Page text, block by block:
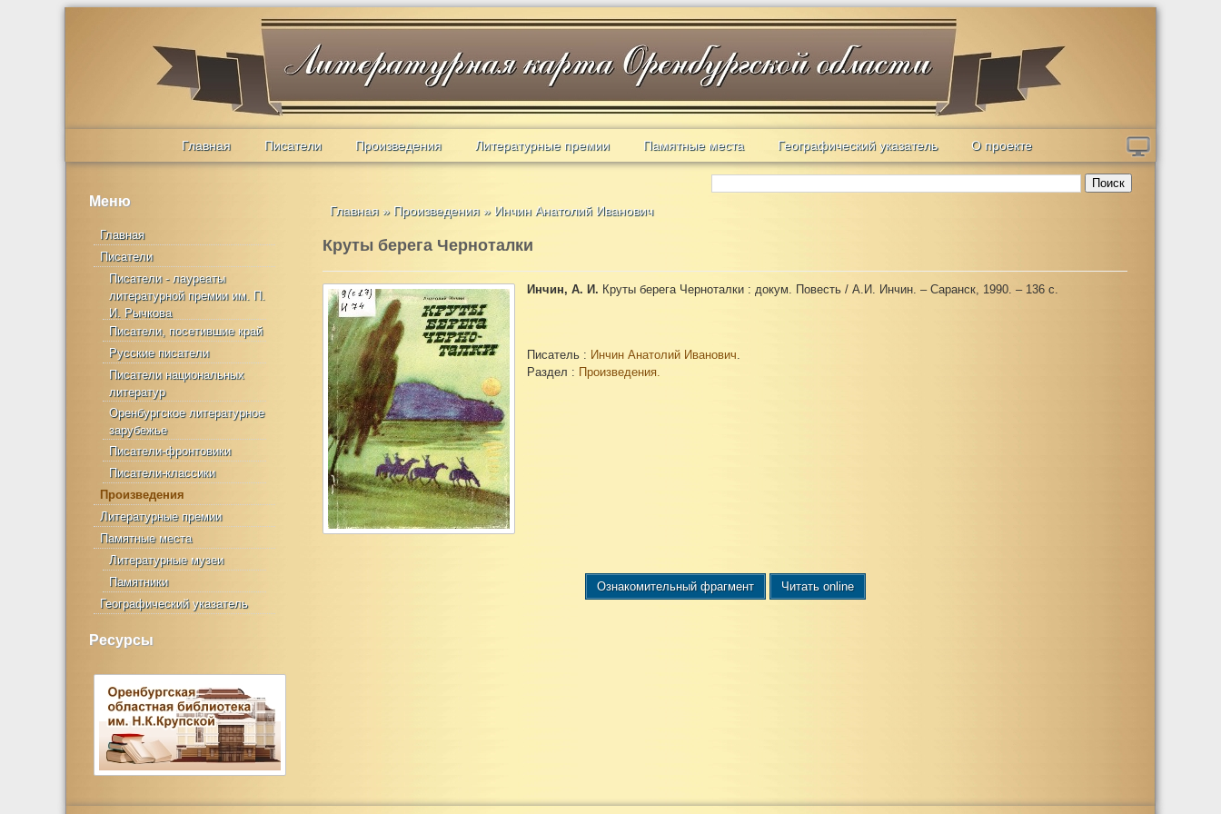
Главная Писатели Произведения Литературные премии Памятные места Географический указатель О проекте
Поиск
Меню
Главная
Писатели
Писатели - лауреаты
литературной премии им. П.
И. Рычкова
Писатели, посетившие край
Русские писатели
Писатели национальных
литератур
Оренбургское литературное
зарубежье
Писатели-фронтовики
Писатели-классики
Произведения
Литературные премии
Памятные места
Литературные музеи
Памятники
Географический указатель
Ресурсы
Главная » Произведения » Инчин Анатолий Иванович
Круты берега Черноталки
Инчин, А. И. Круты берега Черноталки : докум. Повесть / А.И. Инчин. – Саранск, 1990. – 136 с.
Писатель : Инчин Анатолий Иванович.
Раздел : Произведения.
Ознакомительный фрагмент Читать online